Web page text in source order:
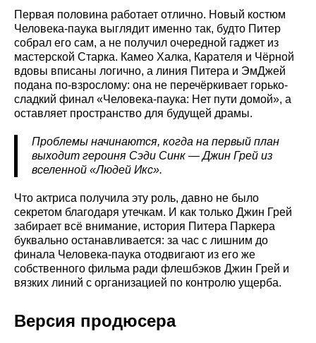
Первая половина работает отлично. Новый костюм
Человека-паука выглядит именно так, будто Питер
собрал его сам, а не получил очередной гаджет из
мастерской Старка. Камео Халка, Карателя и Чёрной
вдовы вписаны логично, а линия Питера и ЭмДжей
подана по-взрослому: она не перечёркивает горько-
сладкий финал «Человека-паука: Нет пути домой», а
оставляет пространство для будущей драмы.
Проблемы начинаются, когда на первый план
выходит героиня Сэди Синк — Джин Грей из
вселенной «Людей Икс».
Что актриса получила эту роль, давно не было
секретом благодаря утечкам. И как только Джин Грей
забирает всё внимание, история Питера Паркера
буквально останавливается: за час с лишним до
финала Человека-паука отодвигают из его же
собственного фильма ради флешбэков Джин Грей и
вязких линий с организацией по контролю ущерба.
Версия продюсера